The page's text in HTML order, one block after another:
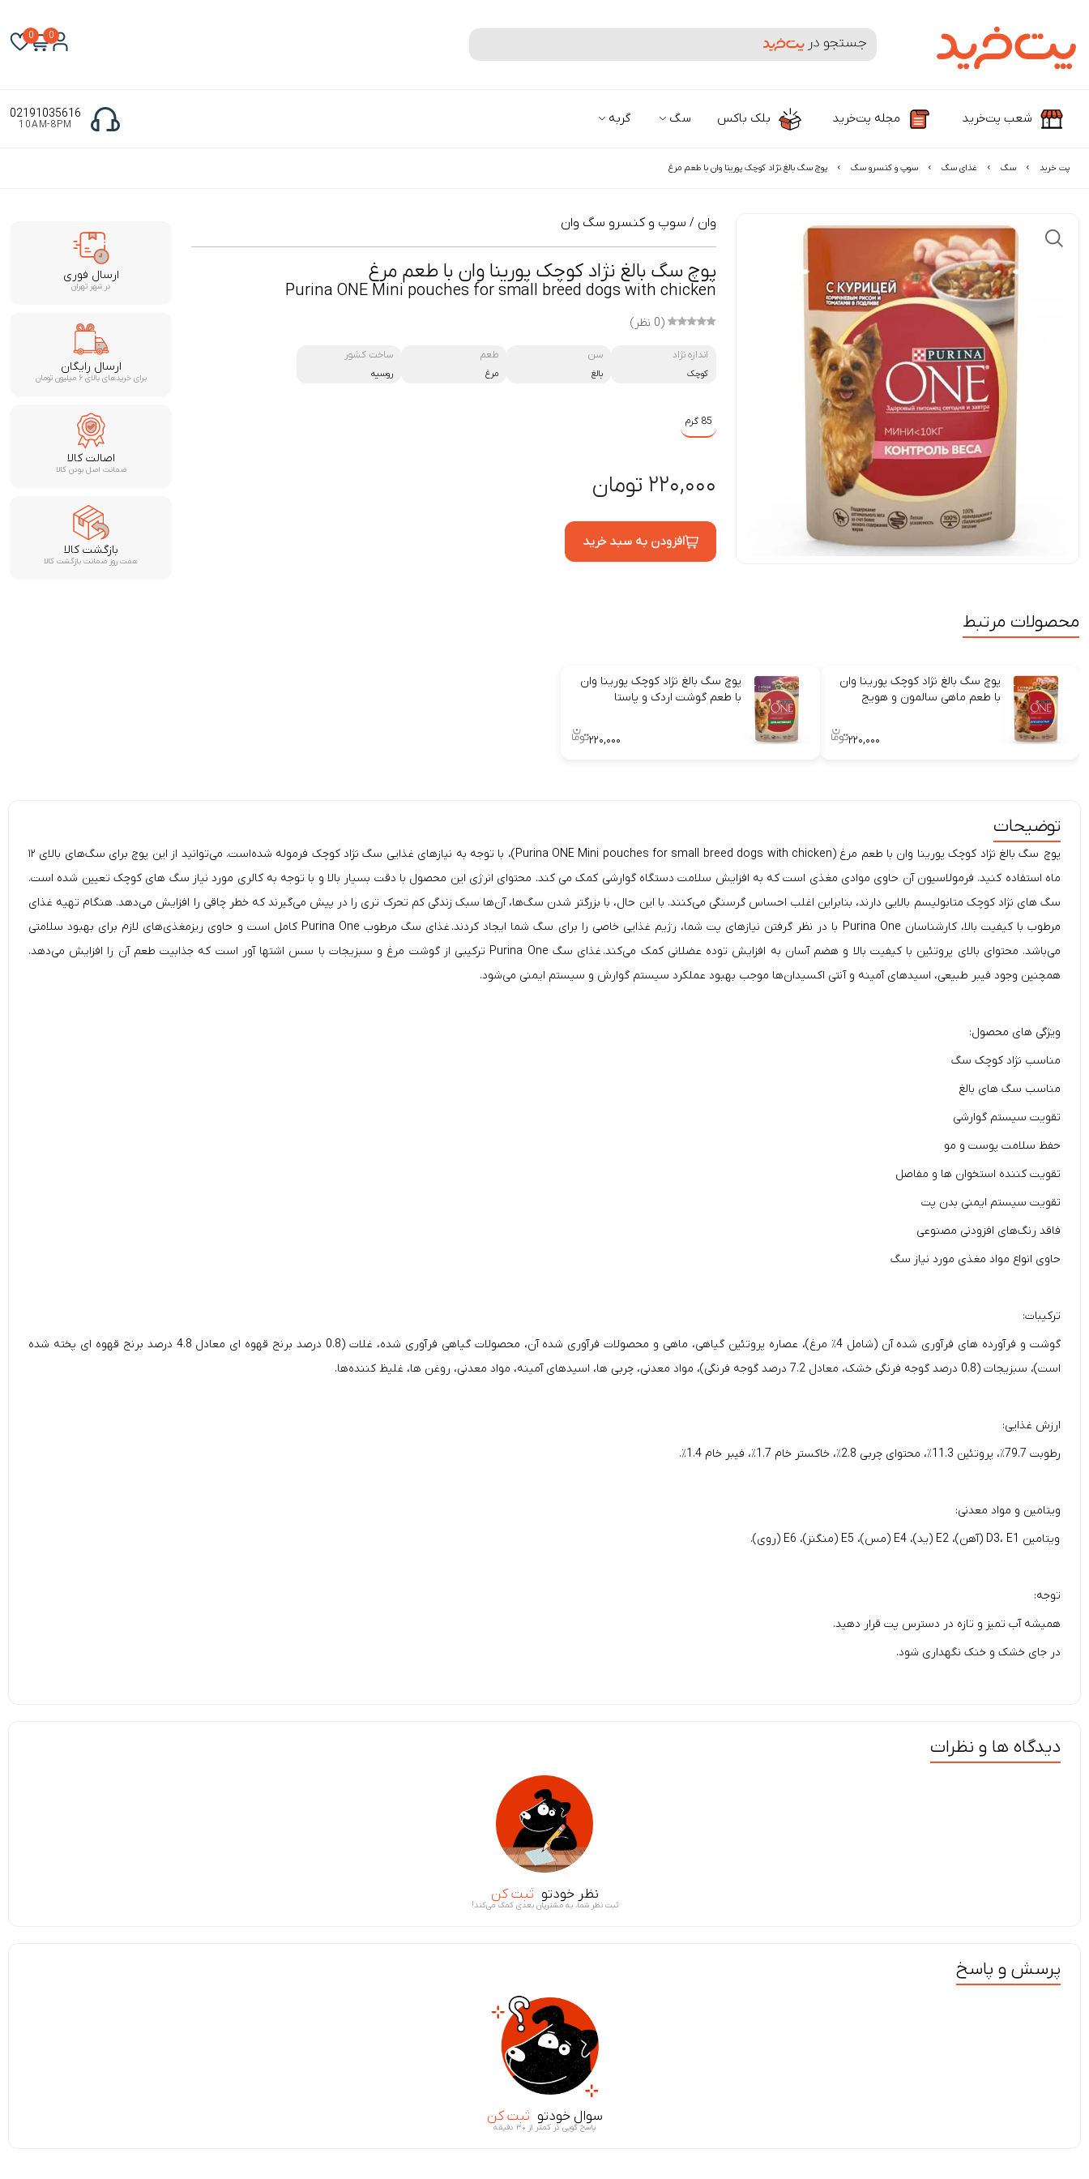
جستجوی محصولات و برندها
0
0
شعب پت‌خرید مجله پت‌خرید بلک باکس سگ گربه 02191035616
10AM-8PM
پت خرید سگ غذای سگ سوپ و کنسرو سگ پوچ سگ بالغ نژاد کوچک پورینا وان با طعم مرغ
وان / سوپ و کنسرو سگ وان
پوچ سگ بالغ نژاد کوچک پورینا وان با طعم مرغ
Purina ONE Mini pouches for small breed dogs with chicken
(0 نظر)
اندازه نژاد
کوچک
سن
بالغ
طعم
مرغ
ساخت کشور
روسیه
85 گرم
۲۲۰,۰۰۰ تومان
افزودن به سبد خرید
ارسال فوری
در شهر تهران
ارسال رایگان
برای خریدهای بالای ۶ میلیون تومان
اصالت کالا
ضمانت اصل بودن کالا
بازگشت کالا
هفت روز ضمانت بازگشت کالا
محصولات مرتبط
پوچ سگ بالغ نژاد کوچک پورینا وان
با طعم ماهی سالمون و هویج
۲۲۰,۰۰۰
پوچ سگ بالغ نژاد کوچک پورینا وان
با طعم گوشت اردک و پاستا
۲۲۰,۰۰۰
توضیحات
پوچ سگ بالغ نژاد کوچک پورینا وان با طعم مرغ (Purina ONE Mini pouches for small breed dogs with chicken)، با توجه به نیازهای غذایی سگ نژاد کوچک فرموله شده‌است. می‌توانید از این پوچ برای سگ‌های بالای ۱۲
ماه استفاده کنید. فرمولاسیون آن حاوی موادی مغذی است که به افزایش سلامت دستگاه گوارشی کمک می کند. محتوای انرژی این محصول با دقت بسیار بالا و با توجه به کالری مورد نیاز سگ های کوچک تعیین شده است.
سگ های نژاد کوچک متابولیسم بالایی دارند، بنابراین اغلب احساس گرسنگی می‌کنند. با این حال، با بزرگتر شدن سگ‌ها، آن‌ها سبک زندگی کم تحرک تری را در پیش می‌گیرند که خطر چاقی را افزایش می‌دهد. هنگام تهیه غذای
مرطوب با کیفیت بالا، کارشناسان Purina One با در نظر گرفتن نیازهای پت شما، رژیم غذایی خاصی را برای سگ شما ایجاد کردند. غذای سگ مرطوب Purina One کامل است و حاوی ریزمغذی‌های لازم برای بهبود سلامتی
می‌باشد. محتوای بالای پروتئین با کیفیت بالا و هضم آسان به افزایش توده عضلانی کمک می‌کند. غذای سگ Purina One ترکیبی از گوشت مرغ و سبزیجات با سس اشتها آور است که جذابیت طعم آن را افزایش می‌دهد.
همچنین وجود فیبر طبیعی، اسید‌های آمینه و آنتی اکسیدان‌ها موجب بهبود عملکرد سیستم گوارش و سیستم ایمنی می‌شود.
ویژگی های محصول:
مناسب نژاد کوچک سگ
مناسب سگ های بالغ
تقویت سیستم گوارشی
حفظ سلامت پوست و مو
تقویت کننده استخوان ها و مفاصل
تقویت سیستم ایمنی بدن پت
فاقد رنگ‌های افزودنی مصنوعی
حاوی انواع مواد مغذی مورد نیاز سگ
ترکیبات:
گوشت و فرآورده های فرآوری شده آن (شامل 4٪ مرغ)، عصاره پروتئین گیاهی، ماهی و محصولات فرآوری شده آن، محصولات گیاهی فرآوری شده، غلات (0.8 درصد برنج قهوه ای معادل 4.8 درصد برنج قهوه ای پخته شده
است)، سبزیجات (0.8 درصد گوجه فرنگی خشک، معادل 7.2 درصد گوجه فرنگی)، مواد معدنی، چربی ها، اسیدهای آمینه، مواد معدنی، روغن ها، غلیظ کننده‌ها.
ارزش غذایی:
رطوبت 79.7٪، پروتئین 11.3٪، محتوای چربی 2.8٪، خاکستر خام 1.7٪، فیبر خام 1.4٪.
ویتامین و مواد معدنی:
ویتامین D3، E1 (آهن)، E2 (ید)، E4 (مس)، E5 (منگنز)، E6 (روی).
توجه:
همیشه آب تمیز و تازه در دسترس پت قرار دهید.
در جای خشک و خنک نگهداری شود.
دیدگاه ها و نظرات
نظر خودتو ثبت کن
ثبت نظر شما، به مشتریان بعدی کمک می‌کند!
پرسش و پاسخ
سوال خودتو ثبت کن
پاسخ گویی در کمتر از ۳۰ دقیقه